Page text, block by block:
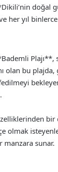
her yıl
olan bu
olmak
sunar.